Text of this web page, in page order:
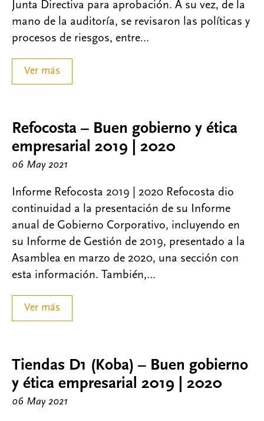
Junta Directiva para aprobación. A su vez, de la
mano de la auditoría, se revisaron las políticas y
procesos de riesgos, entre…
Ver más
Refocosta – Buen gobierno y ética
empresarial 2019 | 2020
06 May 2021
Informe Refocosta 2019 | 2020 Refocosta dio
continuidad a la presentación de su Informe
anual de Gobierno Corporativo, incluyendo en
su Informe de Gestión de 2019, presentado a la
Asamblea en marzo de 2020, una sección con
esta información. También,…
Ver más
Tiendas D1 (Koba) – Buen gobierno
y ética empresarial 2019 | 2020
06 May 2021